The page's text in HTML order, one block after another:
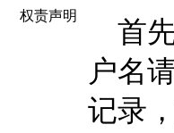
权责声明
首先
户名
记录